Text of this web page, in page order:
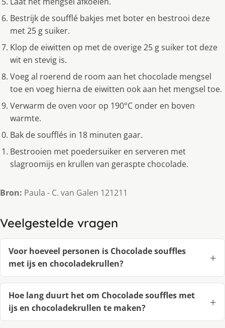
Bestrijk de soufflé bakjes met boter en bestrooi deze
met 25 g suiker.
Klop de eiwitten op met de overige 25 g suiker tot deze
wit en stevig is.
Voeg al roerend de room aan het chocolade mengsel
toe en voeg hierna de eiwitten ook aan het mengsel toe.
Verwarm de oven voor op 190°C onder en boven
warmte.
Bak de soufflés in 18 minuten gaar.
Bestrooien met poedersuiker en serveren met
slagroomijs en krullen van geraspte chocolade.
Bron: Paula - C. van Galen 121211
Veelgestelde vragen
Voor hoeveel personen is Chocolade souffles
met ijs en chocoladekrullen?
Hoe lang duurt het om Chocolade souffles met
ijs en chocoladekrullen te maken?